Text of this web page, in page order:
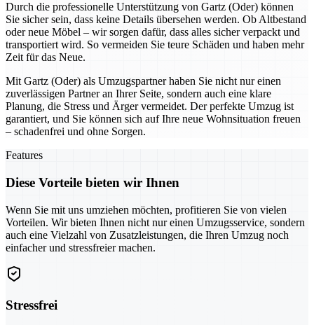
Durch die professionelle Unterstützung von Gartz (Oder) können
Sie sicher sein, dass keine Details übersehen werden. Ob Altbestand
oder neue Möbel – wir sorgen dafür, dass alles sicher verpackt und
transportiert wird. So vermeiden Sie teure Schäden und haben mehr
Zeit für das Neue.
Mit Gartz (Oder) als Umzugspartner haben Sie nicht nur einen
zuverlässigen Partner an Ihrer Seite, sondern auch eine klare
Planung, die Stress und Ärger vermeidet. Der perfekte Umzug ist
garantiert, und Sie können sich auf Ihre neue Wohnsituation freuen
– schadenfrei und ohne Sorgen.
Features
Diese Vorteile bieten wir Ihnen
Wenn Sie mit uns umziehen möchten, profitieren Sie von vielen
Vorteilen. Wir bieten Ihnen nicht nur einen Umzugsservice, sondern
auch eine Vielzahl von Zusatzleistungen, die Ihren Umzug noch
einfacher und stressfreier machen.
Stressfrei